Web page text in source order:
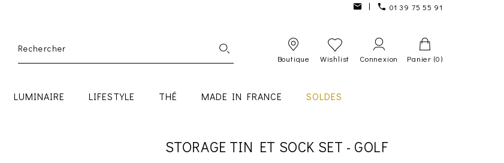
01 39 75 55 91
Boutique Wishlist Connexion Panier (0)
LUMINAIRE LIFESTYLE THÉ MADE IN FRANCE SOLDES
STORAGE TIN ET SOCK SET - GOLF